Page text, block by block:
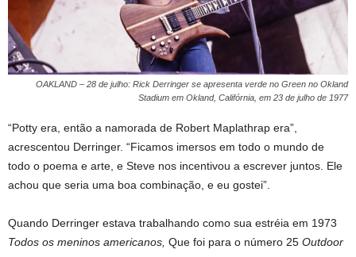
OAKLAND – 28 de julho: Rick Derringer se apresenta verde no Green no Okland
Stadium em Okland, Califórnia, em 23 de julho de 1977
“Potty era, então a namorada de Robert Maplathrap era”,
acrescentou Derringer. “Ficamos imersos em todo o mundo de
todo o poema e arte, e Steve nos incentivou a escrever juntos. Ele
achou que seria uma boa combinação, e eu gostei”.
Quando Derringer estava trabalhando como sua estréia em 1973
Todos os meninos americanos, Que foi para o número 25 Outdoor